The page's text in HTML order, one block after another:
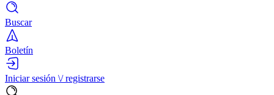
Buscar
Boletín
Iniciar sesión \/ registrarse